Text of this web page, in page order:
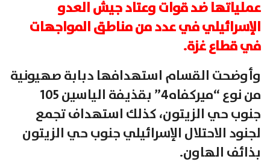
عملياتها ضد قوات وعتاد جيش العدو
الإسرائيلي في عدد من مناطق المواجهات
في قطاع غزة.
وأوضحت القسام استهدافها دبابة صهيونية
من نوع “ميركفاه4” بقذيفة الياسين 105
جنوب حي الزيتون، كذلك استهداف تجمع
لجنود الاحتلال الإسرائيلي جنوب حي الزيتون
بذائف الهاون.